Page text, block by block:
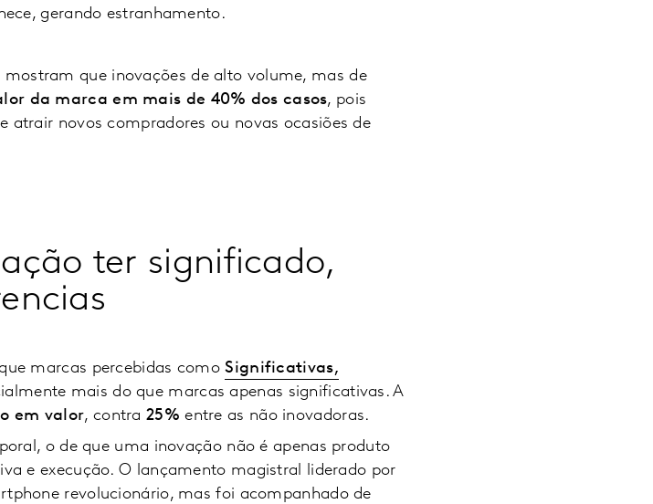
gerando estranhamento.
mostram que inovações de alto volume, mas de
da marca em mais de 40% dos casos, pois
atrair novos compradores ou novas ocasiões de
ter significado,
marcas percebidas comoSignificativas,
mais do que marcas apenas significativas. A
em valor, contra25% entre as não inovadoras.
o de que uma inovação não é apenas produto
e execução. O lançamento magistral liderado por
revolucionário, mas foi acompanhado de